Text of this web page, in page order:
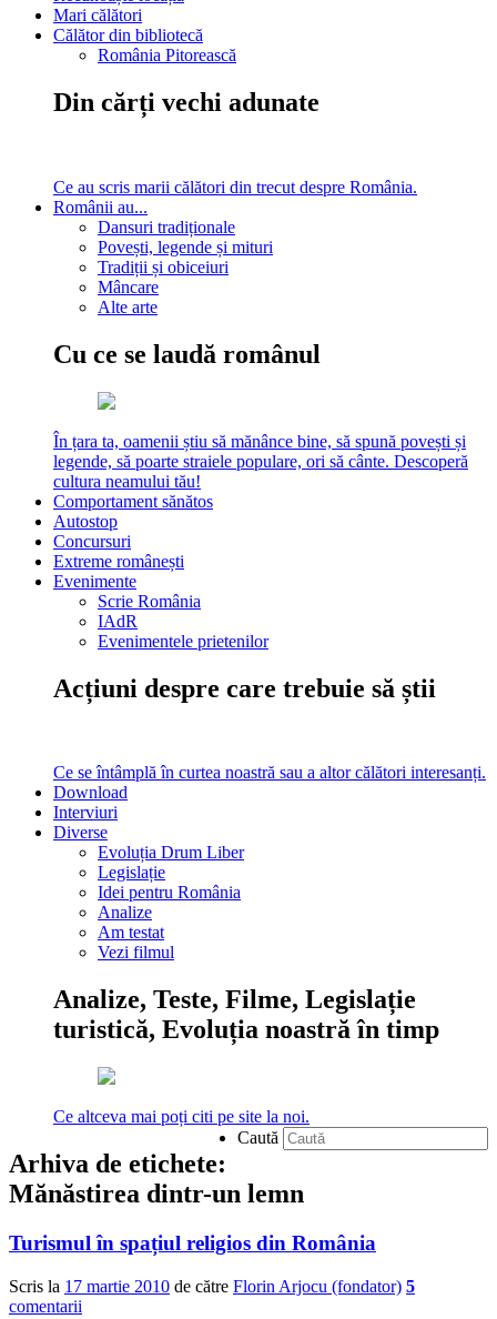
Mari călători
Călător din bibliotecă
România Pitorească
Din cărți vechi adunate
Ce au scris marii călători din trecut despre România.
Românii au...
Dansuri tradiționale
Povești, legende și mituri
Tradiții și obiceiuri
Mâncare
Alte arte
Cu ce se laudă românul
În țara ta, oamenii știu să mănânce bine, să spună povești și
legende, să poarte straiele populare, ori să cânte. Descoperă
cultura neamului tău!
Comportament sănătos
Autostop
Concursuri
Extreme românești
Evenimente
Scrie România
IAdR
Evenimentele prietenilor
Acțiuni despre care trebuie să știi
Ce se întâmplă în curtea noastră sau a altor călători interesanți.
Download
Interviuri
Diverse
Evoluția Drum Liber
Legislație
Idei pentru România
Analize
Am testat
Vezi filmul
Analize, Teste, Filme, Legislație
turistică, Evoluția noastră în timp
Ce altceva mai poți citi pe site la noi.
Caută
Arhiva de etichete:
Mănăstirea dintr-un lemn
Turismul în spațiul religios din România
Scris la 17 martie 2010 de către Florin Arjocu (fondator) 5
comentarii